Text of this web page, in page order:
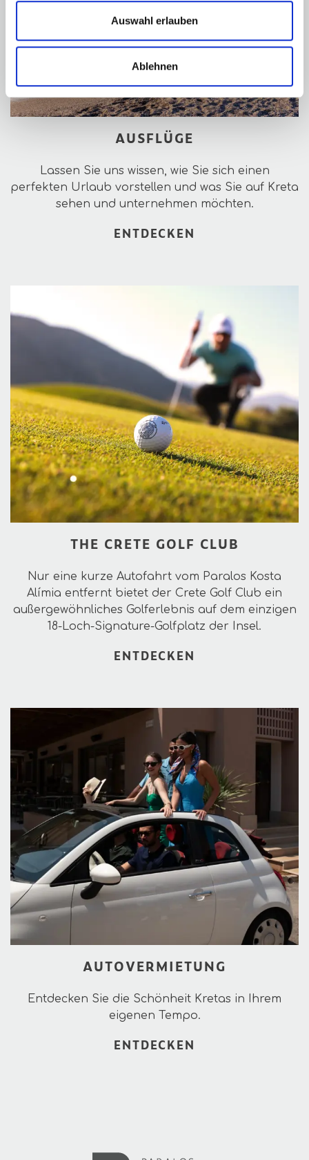
Auswahl erlauben
Ablehnen
AUSFLÜGE
Lassen Sie uns wissen, wie Sie sich einen
perfekten Urlaub vorstellen und was Sie auf Kreta
sehen und unternehmen möchten.
ENTDECKEN
THE CRETE GOLF CLUB
Nur eine kurze Autofahrt vom Paralos Kosta
Alímia entfernt bietet der Crete Golf Club ein
außergewöhnliches Golferlebnis auf dem einzigen
18-Loch-Signature-Golfplatz der Insel.
ENTDECKEN
AUTOVERMIETUNG
Entdecken Sie die Schönheit Kretas in Ihrem
eigenen Tempo.
ENTDECKEN